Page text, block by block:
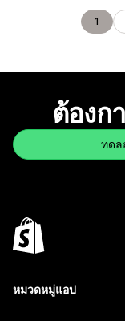
1
ต้องก
ทดล
หมวดหมู่แอป